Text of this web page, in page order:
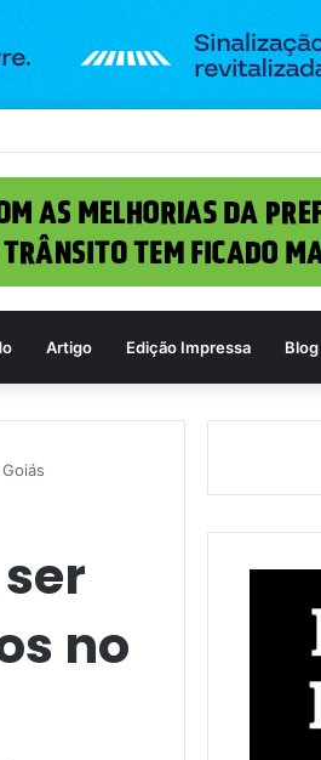
na próxima terça-feira (11)
Artigo Edição Impressa Blog
no